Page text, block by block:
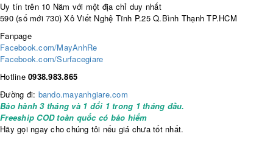
Uy tín trên 10 Năm với một địa chỉ duy nhất
590 (số mới 730) Xô Viết Nghệ Tĩnh P.25 Q.Bình Thạnh TP.HCM
Fanpage
Facebook.com/MayAnhRe
Facebook.com/Surfacegiare
Hotline 0938.983.865
Đường đi: bando.mayanhgiare.com
Bảo hành 3 tháng và 1 đổi 1 trong 1 tháng đầu.
Freeship COD toàn quốc có bảo hiểm
Hãy gọi ngay cho chúng tôi nếu giá chưa tốt nhất.